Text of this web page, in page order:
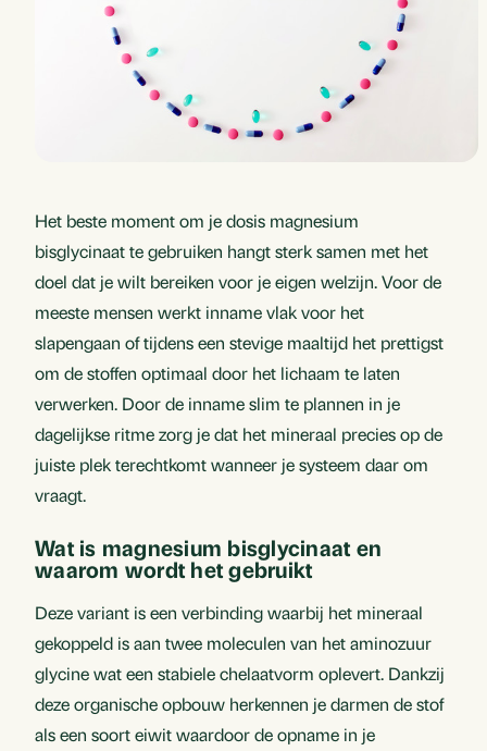
Het beste moment om je dosis magnesium
bisglycinaat te gebruiken hangt sterk samen met het
doel dat je wilt bereiken voor je eigen welzijn. Voor de
meeste mensen werkt inname vlak voor het
slapengaan of tijdens een stevige maaltijd het prettigst
om de stoffen optimaal door het lichaam te laten
verwerken. Door de inname slim te plannen in je
dagelijkse ritme zorg je dat het mineraal precies op de
juiste plek terechtkomt wanneer je systeem daar om
vraagt.
Wat is magnesium bisglycinaat en
waarom wordt het gebruikt
Deze variant is een verbinding waarbij het mineraal
gekoppeld is aan twee moleculen van het aminozuur
glycine wat een stabiele chelaatvorm oplevert. Dankzij
deze organische opbouw herkennen je darmen de stof
als een soort eiwit waardoor de opname in je